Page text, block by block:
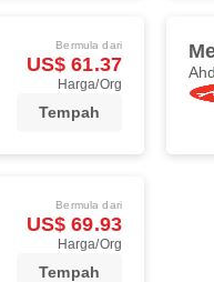
Bermula dari
US$ 61.37
Harga/Org
Tempah
Bermula dari
US$ 69.93
Harga/Org
Tempah